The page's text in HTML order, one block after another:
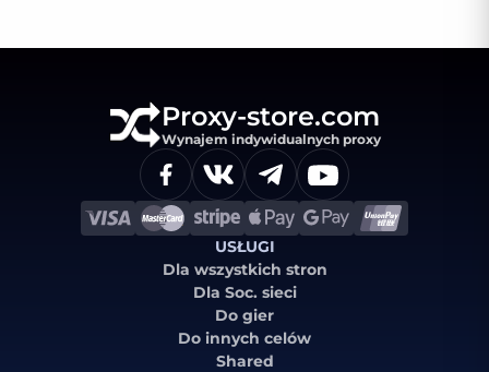
Proxy-store.com
Wynajem indywidualnych proxy
USŁUGI
Dla wszystkich stron
Dla Soc. sieci
Do gier
Do innych celów
Shared